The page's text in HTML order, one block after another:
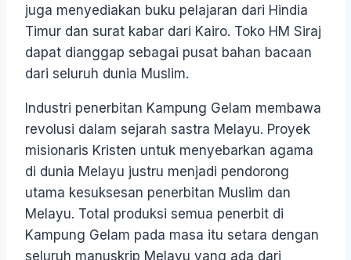
juga menyediakan buku pelajaran dari Hindia
Timur dan surat kabar dari Kairo. Toko HM Siraj
dapat dianggap sebagai pusat bahan bacaan
dari seluruh dunia Muslim.
Industri penerbitan Kampung Gelam membawa
revolusi dalam sejarah sastra Melayu. Proyek
misionaris Kristen untuk menyebarkan agama
di dunia Melayu justru menjadi pendorong
utama kesuksesan penerbitan Muslim dan
Melayu. Total produksi semua penerbit di
Kampung Gelam pada masa itu setara dengan
seluruh manuskrip Melayu yang ada dari